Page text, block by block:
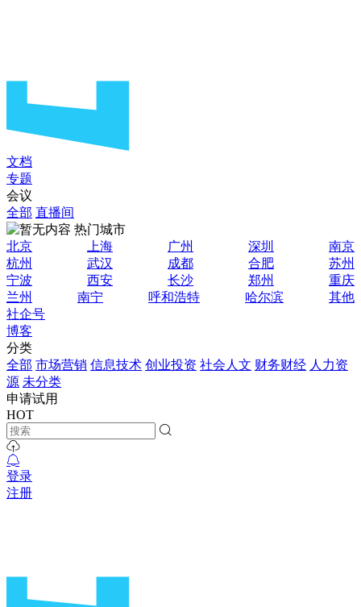
文档
专题
会议
全部 直播间
热门城市
北京
上海 广州 深圳
南京
杭州
武汉 成都 合肥
苏州
宁波
西安 长沙 郑州
重庆
兰州
南宁 呼和浩特 哈尔滨
其他
社企号
博客
分类
全部 市场营销 信息技术 创业投资 社会人文 财务财经 人力资
源 未分类
申请试用
HOT
登录
注册